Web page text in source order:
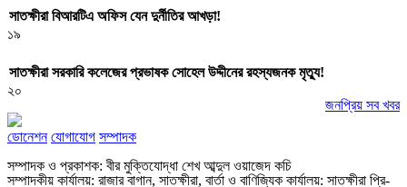
সাতক্ষীরা বিআরটিএ অফিস যেন দুর্নীতির আখড়া!
১৯
সাতক্ষীরা সরকারি কলেজের প্রভাষক সোহেল উদ্দীনের রহস্যজনক মৃত্যু!
২০
জনপ্রিয় সব খবর
ডোনেশন যোগাযোগ সম্পাদক
সম্পাদক ও প্রকাশক: বীর মুক্তিযোদ্ধা শেখ আব্দুল ওয়াজেদ কচি
সম্পাদকীয় কার্যালয়: রাজার বাগান, সাতক্ষীরা, বার্তা ও বাণিজ্যিক কার্যালয়: সাতক্ষীরা প্রি-